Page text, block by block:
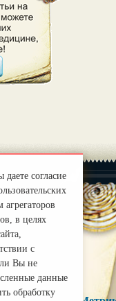
согласие
в целях
с
Вы не
данные
обработку